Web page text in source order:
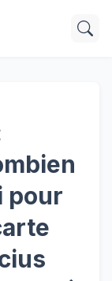
pour